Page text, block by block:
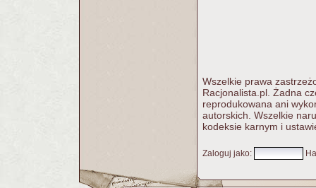
Wszelkie prawa
Racjonalista.pl. Żadna
reprodukowana ani
autorskich. Wszelkie
kodeksie karnym i
Zaloguj jako: